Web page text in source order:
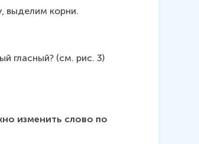
выделим корни.
гласный? (см. рис. 3)
изменить слово по